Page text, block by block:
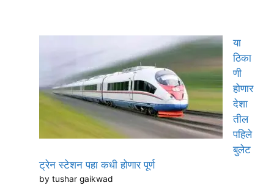
या
ठिका
णी
होणार
देशा
तील
पहिले
बुलेट
ट्रेन स्टेशन पहा कधी होणार पूर्ण
by tushar gaikwad